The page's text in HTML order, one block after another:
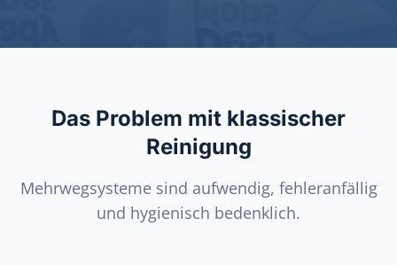
Das Problem mit klassischer
Reinigung
Mehrwegsysteme sind aufwendig, fehleranfällig
und hygienisch bedenklich.